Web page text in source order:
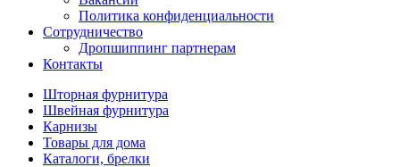
Политика конфиденциальности
Сотрудничество
Дропшиппинг партнерам
Контакты
Шторная фурнитура
Швейная фурнитура
Карнизы
Товары для дома
Каталоги, брелки